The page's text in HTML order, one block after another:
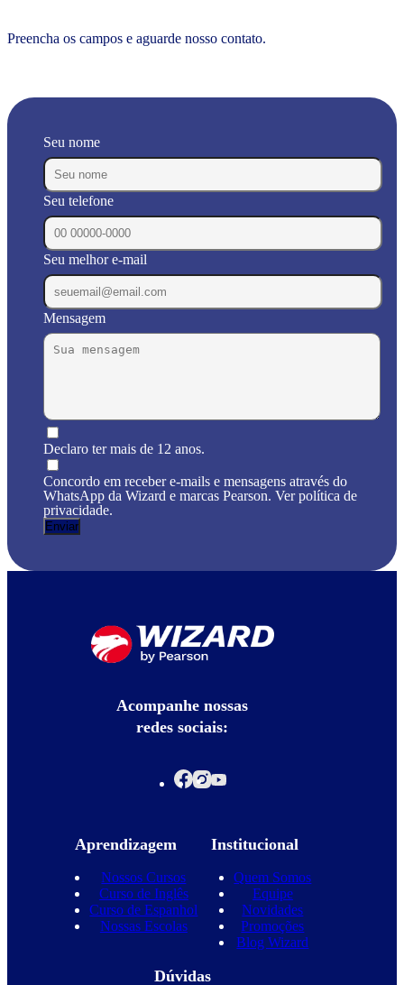
Preencha os campos e aguarde nosso contato.
Seu nome
Seu telefone
Seu melhor e-mail
Mensagem
Declaro ter mais de 12 anos.
Concordo em receber e-mails e mensagens através do
WhatsApp da Wizard e marcas Pearson. Ver política de
privacidade.
Acompanhe nossas
redes sociais:
Aprendizagem
Nossos Cursos
Curso de Inglês
Curso de Espanhol
Nossas Escolas
Institucional
Quem Somos
Equipe
Novidades
Promoções
Blog Wizard
Dúvidas